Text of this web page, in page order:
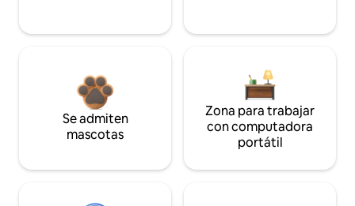
Se admiten
mascotas
Zona para trabajar
con computadora
portátil